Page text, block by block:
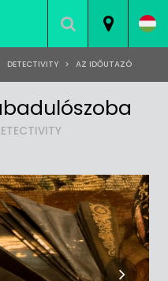
DETECTIVITY > AZ IDŐUTAZÓ